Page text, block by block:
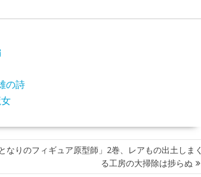
の詩
となりのフィギュア原型師」2巻、レアもの出土しまく
る工房の大掃除は捗らぬ